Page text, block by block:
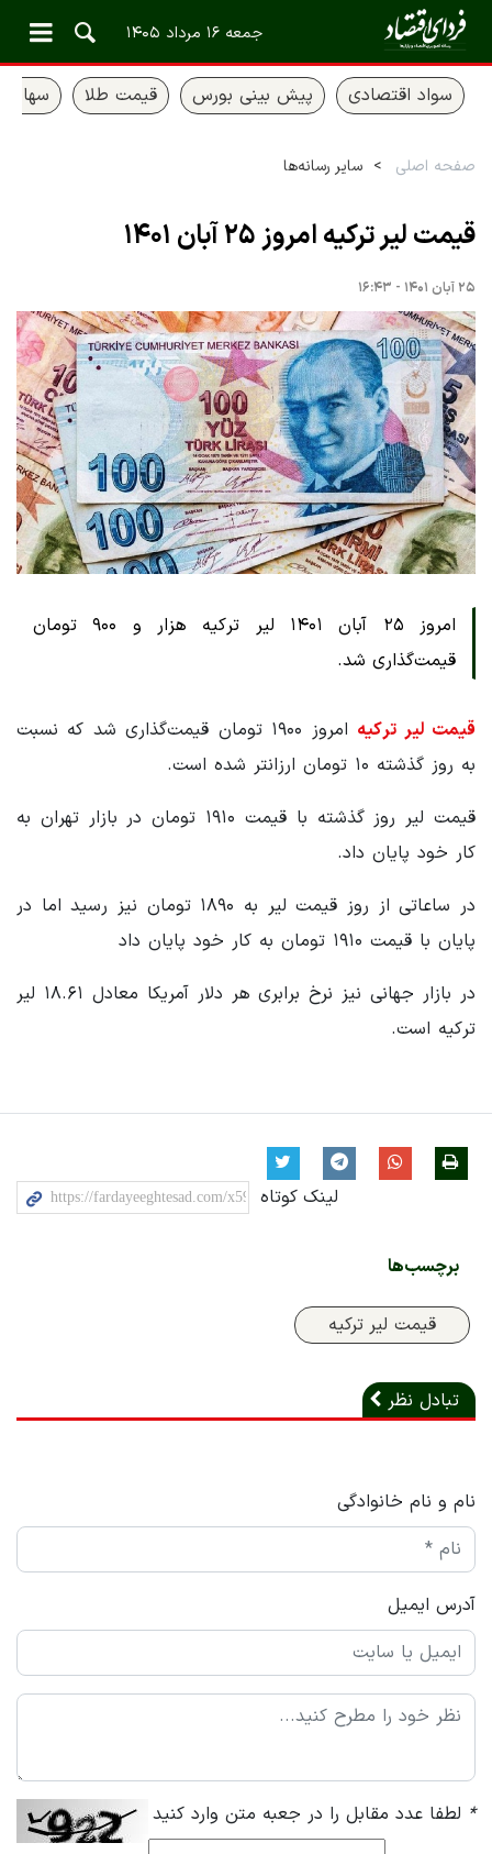
جمعه ۱۶ مرداد ۱۴۰۵
سواد اقتصادی پیش بینی بورس قیمت طلا سهام
صفحه اصلی سایر رسانه‌ها
قیمت لیر ترکیه امروز ۲۵ آبان ۱۴۰۱
۲۵ آبان ۱۴۰۱ - ۱۶:۴۳
امروز ۲۵ آبان ۱۴۰۱ لیر ترکیه هزار و ۹۰۰ تومان
قیمت‌گذاری شد.
قیمت لیر ترکیه
امروز ۱۹۰۰ تومان قیمت‌گذاری شد که نسبت
به روز گذشته ۱۰ تومان ارزانتر شده است.
قیمت لیر روز گذشته با قیمت ۱۹۱۰ تومان در بازار تهران به
کار خود پایان داد.
در ساعاتی از روز قیمت لیر به ۱۸۹۰ تومان نیز رسید اما در
پایان با قیمت ۱۹۱۰ تومان به کار خود پایان داد
در بازار جهانی نیز نرخ برابری هر دلار آمریکا معادل ۱۸.۶۱ لیر
ترکیه است.
لینک کوتاه
برچسب‌ها
قیمت لیر ترکیه
تبادل نظر
نام و نام خانوادگی
آدرس ایمیل
* لطفا عدد مقابل را در جعبه متن وارد کنید